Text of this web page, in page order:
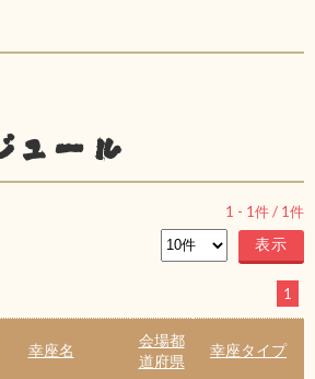
ュール
1 - 1件 / 1件
1
幸座名
会場都
道府県
幸座タイプ